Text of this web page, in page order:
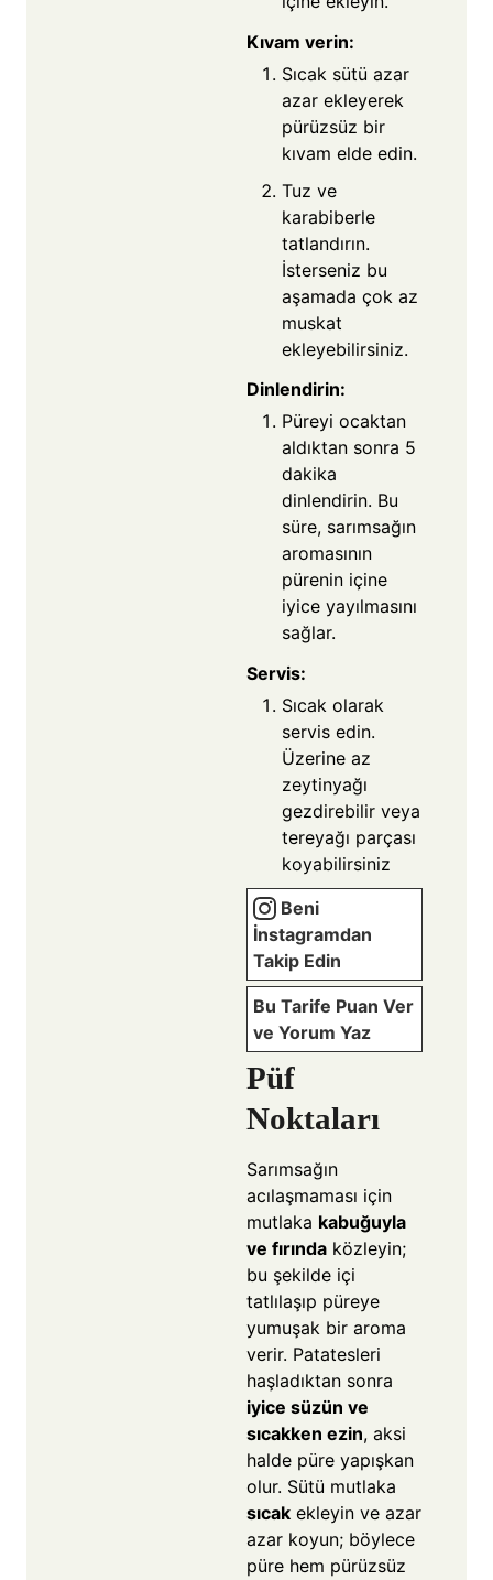
Kıvam verin:
Sıcak sütü azar
azar ekleyerek
pürüzsüz bir
kıvam elde edin.
Tuz ve
karabiberle
tatlandırın.
İsterseniz bu
aşamada çok az
muskat
ekleyebilirsiniz.
Dinlendirin:
Püreyi ocaktan
aldıktan sonra 5
dakika
dinlendirin. Bu
süre, sarımsağın
aromasının
pürenin içine
iyice yayılmasını
sağlar.
Servis:
Sıcak olarak
servis edin.
Üzerine az
zeytinyağı
gezdirebilir veya
tereyağı parçası
koyabilirsiniz
Beni
İnstagramdan
Takip Edin
Bu Tarife Puan Ver
ve Yorum Yaz
Püf
Noktaları
Sarımsağın
acılaşmaması için
mutlaka kabuğuyla
ve fırında közleyin;
bu şekilde içi
tatlılaşıp püreye
yumuşak bir aroma
verir. Patatesleri
haşladıktan sonra
iyice süzün ve
sıcakken ezin, aksi
halde püre yapışkan
olur. Sütü mutlaka
sıcak ekleyin ve azar
azar koyun; böylece
püre hem pürüzsüz